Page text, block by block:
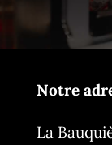
Notre
La